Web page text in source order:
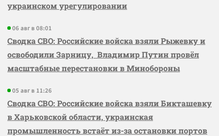
украинском урегулировании
06 авг в 08:01
Сводка СВО: Российские войска взяли Рыжевку и
освободили Зарницу, Владимир Путин провёл
масштабные перестановки в Минобороны
05 авг в 11:26
Сводка СВО: Российские войска взяли Бикташевку
в Харьковской области, украинская
промышленность встаёт из-за остановки портов